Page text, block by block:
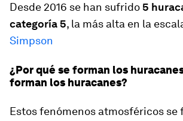
Desde 2016 se han sufrido5
categoría 5, la más alta en la
Simpson
¿Por qué se forman los
forman los huracanes?
Estos fenómenos atmosféricos se